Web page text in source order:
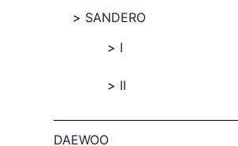
SANDERO
I
II
DAEWOO